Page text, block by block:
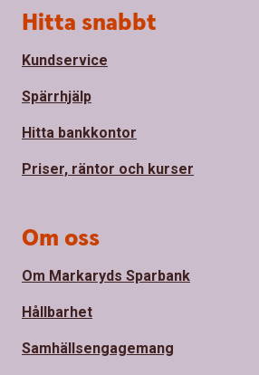
Sidfot
Hitta snabbt
Kundservice
Spärrhjälp
Hitta bankkontor
Priser, räntor och kurser
Om oss
Om Markaryds Sparbank
Hållbarhet
Samhällsengagemang